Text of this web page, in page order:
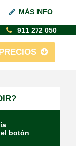
MÁS INFO
911 272 050
botón